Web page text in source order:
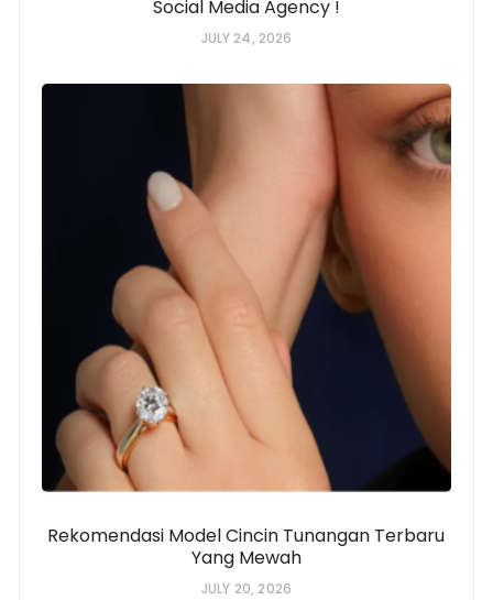
Social Media Agency !
JULY 24, 2026
Rekomendasi Model Cincin Tunangan Terbaru
Yang Mewah
JULY 20, 2026